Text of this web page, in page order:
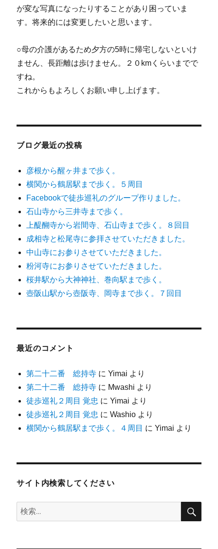
が変な写真になったりすることがあり困っていま
す。将来的には変更したいと思います。
○母の介護があるため夕方の5時に帰宅しないといけ
ません、長距離は歩けません。２０kmくらいまでで
すね。
これからもよろしくお願い申し上げます。
ブログ最近の投稿
彦根から醒ヶ井まで歩く。
横関から鶴居駅まで歩く。５周目
Facebookで徒歩巡礼のグループ作りました。
石山寺から三井寺まで歩く。
上醍醐寺から岩間寺、石山寺まで歩く。８回目
成相寺と松尾寺に参拝させていただきました。
中山寺にお参りさせていただきました。
粉河寺にお参りさせていただきました。
桜井駅から大神神社、巻向駅まで歩く。
壺阪山駅から壺阪寺、岡寺まで歩く。７回目
最近のコメント
第二十二番 総持寺 にYimai より
第二十二番 総持寺 に Mwashi より
徒歩巡礼２周目 覚忠 にYimai より
徒歩巡礼２周目 覚忠 にWashio より
横関から鶴居駅まで歩く。４周目 にYimai より
サイト内検索してください
検
索:
検